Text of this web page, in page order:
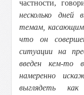
частности,
несколько дней
темам,
что он
ситуации на
введен кем-то
намеренно
выглядеть как